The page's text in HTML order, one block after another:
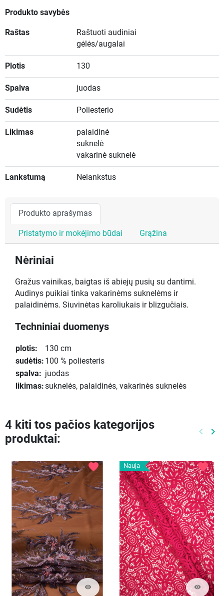
Produkto savybės
Raštas
Raštuoti audiniai
gėlės/augalai
Plotis 130
Spalva juodas
Sudėtis Poliesterio
Likimas
palaidinė
suknelė
vakarinė suknelė
Lankstumą Nelankstus
Produkto aprašymas
Pristatymo ir mokėjimo būdai Grąžina
Nėriniai
Gražus vainikas, baigtas iš abiejų pusių su dantimi.
Audinys puikiai tinka vakarinėms suknelėms ir
palaidinėms. Siuvinėtas karoliukais ir blizgučiais.
Techniniai duomenys
plotis:
130 cm
sudėtis: 100 % poliesteris
spalva: juodas
likimas:suknelės, palaidinės, vakarinės suknelės
4 kiti tos pačios kategorijos
produktai:
keyboard_arrow_left keyboard_arrow_right
visibility
favorite Nauja
visibility
favorite